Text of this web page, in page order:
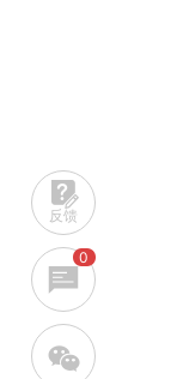
反馈
0
w